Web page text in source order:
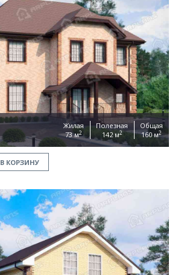
Жилая
73 м2
Полезная
142 м2
Общая
160 м2
В КОРЗИНУ